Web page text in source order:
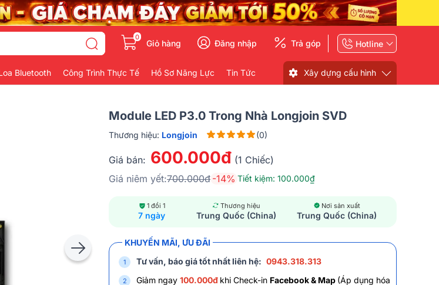
0
Giỏ hàng Đăng nhập Trả góp Hotline
Bluetooth Công Trình Thực Tế Hồ Sơ Năng Lực Tin Tức Xây dựng cấu hình
Module LED P3.0 Trong Nhà Longjoin SVD
Thương hiệu: Longjoin (0)
Giá bán: 600.000đ (1 Chiếc)
Giá niêm yết:700.000đ -14% Tiết kiệm: 100.000₫
1 đổi 1
7 ngày
Thương hiệu
Trung Quốc (China)
Nơi sản xuất
Trung Quốc (China)
KHUYẾN MÃI, ƯU ĐÃI
Tư vấn, báo giá tốt nhất liên hệ: 0943.318.313
Giảm ngay 100.000đ khi Check-in Facebook & Map (Áp dụng hóa